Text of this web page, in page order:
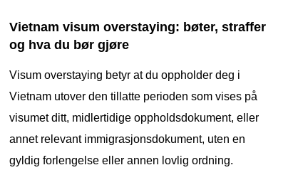
Vietnam visum overstaying: bøter, straffer
og hva du bør gjøre
Visum overstaying betyr at du oppholder deg i
Vietnam utover den tillatte perioden som vises på
visumet ditt, midlertidige oppholdsdokument, eller
annet relevant immigrasjonsdokument, uten en
gyldig forlengelse eller annen lovlig ordning.